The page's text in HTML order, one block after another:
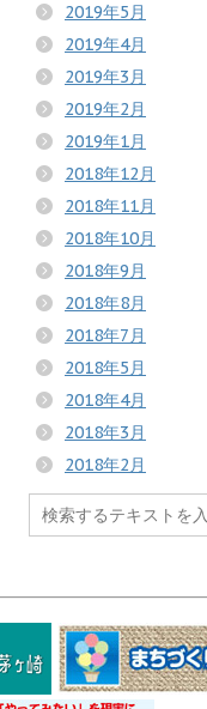
2019年5月
2019年4月
2019年3月
2019年2月
2019年1月
2018年12月
2018年11月
2018年10月
2018年9月
2018年8月
2018年7月
2018年5月
2018年4月
2018年3月
2018年2月